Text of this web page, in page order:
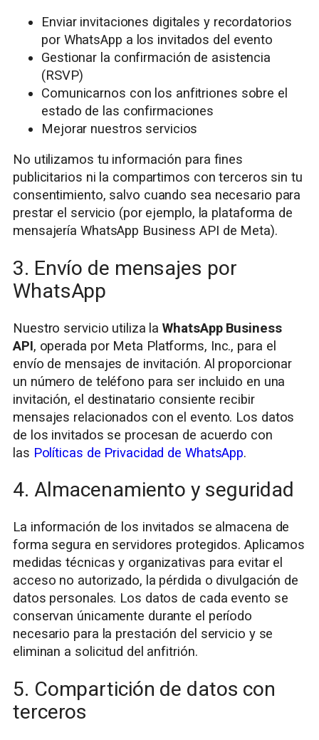
Enviar invitaciones digitales y recordatorios
por WhatsApp a los invitados del evento
Gestionar la confirmación de asistencia
(RSVP)
Comunicarnos con los anfitriones sobre el
estado de las confirmaciones
Mejorar nuestros servicios
No utilizamos tu información para fines
publicitarios ni la compartimos con terceros sin tu
consentimiento, salvo cuando sea necesario para
prestar el servicio (por ejemplo, la plataforma de
mensajería WhatsApp Business API de Meta).
3. Envío de mensajes por
WhatsApp
Nuestro servicio utiliza laWhatsApp Business
API, operada por Meta Platforms, Inc., para el
envío de mensajes de invitación. Al proporcionar
un número de teléfono para ser incluido en una
invitación, el destinatario consiente recibir
mensajes relacionados con el evento. Los datos
de los invitados se procesan de acuerdo con
las Políticas de Privacidad de WhatsApp.
4. Almacenamiento y seguridad
La información de los invitados se almacena de
forma segura en servidores protegidos. Aplicamos
medidas técnicas y organizativas para evitar el
acceso no autorizado, la pérdida o divulgación de
datos personales. Los datos de cada evento se
conservan únicamente durante el período
necesario para la prestación del servicio y se
eliminan a solicitud del anfitrión.
5. Compartición de datos con
terceros